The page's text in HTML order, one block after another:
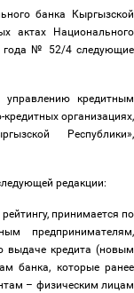
банка Кыргызской
актах Национального
года № 52/4 следующие
кредитным
организациях,
Республики»,
редакции:
принимается по
предпринимателям,
выдаче кредита (новым
банка, которые ранее
– физическим лицам